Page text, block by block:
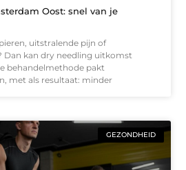
Oost: snel van je
uitstralende pijn of
Dan kan dry needling uitkomst
behandelmethode pakt
met als resultaat: minder
GEZONDHEID